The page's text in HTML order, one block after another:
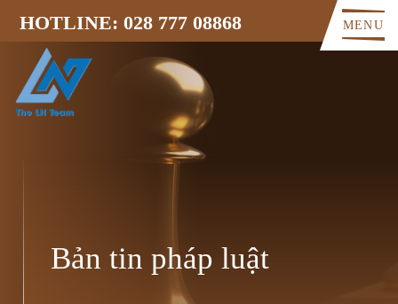
HOTLINE: 028 777 08868 MENU
Bản tin pháp luật